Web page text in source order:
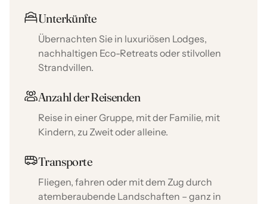
Unterkünfte
Übernachten Sie in luxuriösen Lodges,
nachhaltigen Eco-Retreats oder stilvollen
Strandvillen.
Anzahl der Reisenden
Reise in einer Gruppe, mit der Familie, mit
Kindern, zu Zweit oder alleine.
Transporte
Fliegen, fahren oder mit dem Zug durch
atemberaubende Landschaften – ganz in